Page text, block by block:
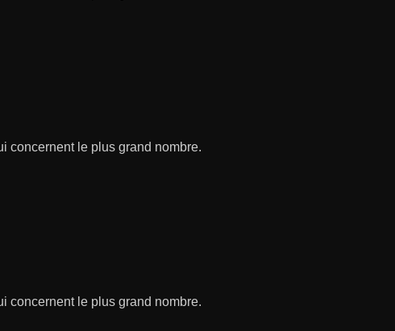
concernent le plus grand nombre.
concernent le plus grand nombre.